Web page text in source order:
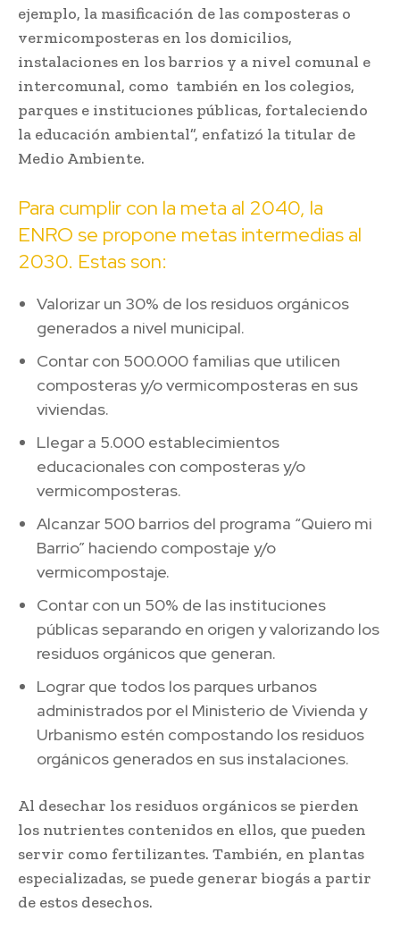
ejemplo, la masificación de las composteras o
vermicomposteras en los domicilios,
instalaciones en los barrios y a nivel comunal e
intercomunal, como también en los colegios,
parques e instituciones públicas, fortaleciendo
la educación ambiental”, enfatizó la titular de
Medio Ambiente.
Para cumplir con la meta al 2040, la
ENRO se propone metas intermedias al
2030. Estas son:
Valorizar un 30% de los residuos orgánicos
generados a nivel municipal.
Contar con 500.000 familias que utilicen
composteras y/o vermicomposteras en sus
viviendas.
Llegar a 5.000 establecimientos
educacionales con composteras y/o
vermicomposteras.
Alcanzar 500 barrios del programa “Quiero mi
Barrio” haciendo compostaje y/o
vermicompostaje.
Contar con un 50% de las instituciones
públicas separando en origen y valorizando los
residuos orgánicos que generan.
Lograr que todos los parques urbanos
administrados por el Ministerio de Vivienda y
Urbanismo estén compostando los residuos
orgánicos generados en sus instalaciones.
Al desechar los residuos orgánicos se pierden
los nutrientes contenidos en ellos, que pueden
servir como fertilizantes. También, en plantas
especializadas, se puede generar biogás a partir
de estos desechos.